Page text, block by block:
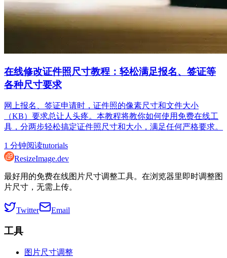
在线修改证件照尺寸教程：轻松满足报名、签证等
各种尺寸要求
网上报名、签证申请时，证件照的像素尺寸和文件大小
（KB）要求总让人头疼。本教程将教你如何使用免费在线工
具，分两步轻松搞定证件照尺寸和大小，满足任何严格要求。
1 分钟阅读tutorials
ResizeImage.dev
最好用的免费在线图片尺寸调整工具。在浏览器里即时调整图
片尺寸，无需上传。
Twitter Email
工具
图片尺寸调整